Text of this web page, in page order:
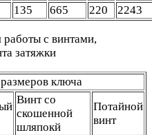
135 665 220 2243
работы с винтами,
затяжки
ключа
Винт со
скошенной
шляпокй
Потайной
винт